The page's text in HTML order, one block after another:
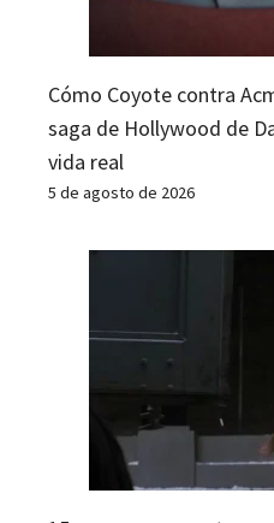
Cómo Coyote contra
saga de Hollywood de
vida real
5 de agosto de 2026